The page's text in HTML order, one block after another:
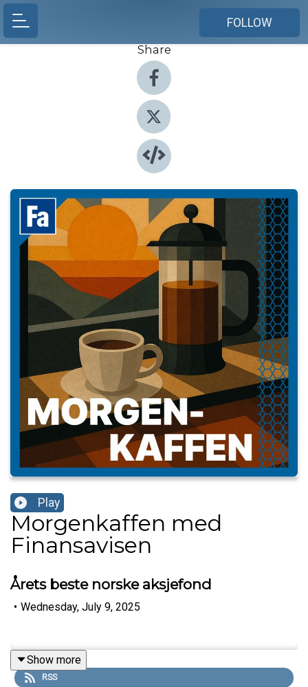
FOLLOW
Share
Play
Morgenkaffen med
Finansavisen
Årets beste norske aksjefond
• Wednesday, July 9, 2025
Show more
RSS